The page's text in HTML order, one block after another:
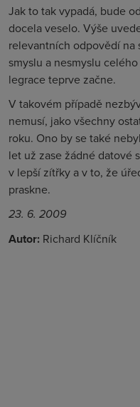
Jak to tak vypadá, bude
docela veselo. Výše
relevantních odpovědí na
smyslu a nesmyslu
legrace teprve začne.
V takovém případě
nemusí, jako všechny
roku. Ono by se také
let už zase žádné datové
v lepší zítřky a v to, že
praskne.
23. 6. 2009
Autor: Richard Klíčník